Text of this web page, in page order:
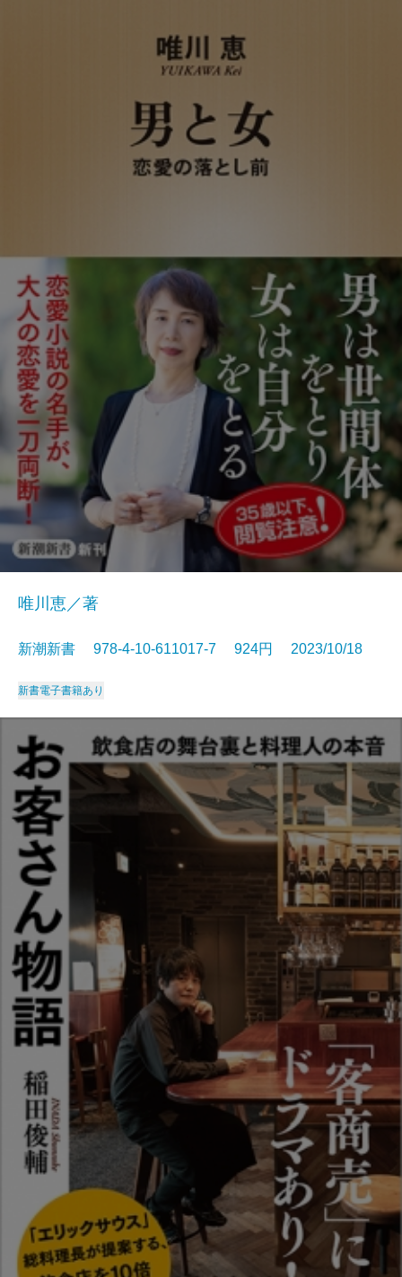
唯川恵／著
新潮新書 978-4-10-611017-7 924円 2023/10/18
新書電子書籍あり